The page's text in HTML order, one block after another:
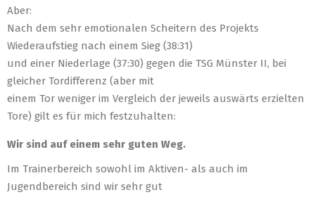
Aber:
Nach dem sehr emotionalen Scheitern des Projekts
Wiederaufstieg nach einem Sieg (38:31)
und einer Niederlage (37:30) gegen die TSG Münster II, bei
gleicher Tordifferenz (aber mit
einem Tor weniger im Vergleich der jeweils auswärts erzielten
Tore) gilt es für mich festzuhalten:
Wir sind auf einem sehr guten Weg.
Im Trainerbereich sowohl im Aktiven- als auch im
Jugendbereich sind wir sehr gut